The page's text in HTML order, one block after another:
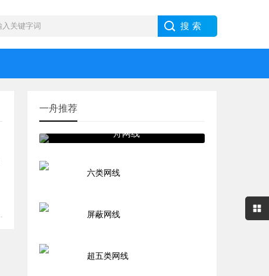
一舟推荐
一舟网线
六类网线
屏蔽网线
超五类网线